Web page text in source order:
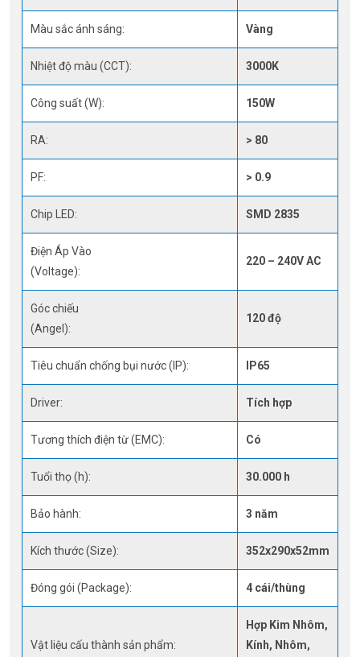
Màu sắc ánh sáng: Vàng
Nhiệt độ màu (CCT): 3000K
Công suất (W): 150W
RA: > 80
PF: > 0.9
Chip LED: SMD 2835
Điện Áp Vào
(Voltage):
220 – 240V AC
Góc chiếu
(Angel):
120 độ
Tiêu chuẩn chống bụi nước (IP): IP65
Driver: Tích hợp
Tương thích điện từ (EMC): Có
Tuổi thọ (h): 30.000 h
Bảo hành: 3 năm
Kích thước (Size): 352x290x52mm
Đóng gói (Package): 4 cái/thùng
Vật liệu cấu thành sản phẩm:
Hợp Kim Nhôm,
Kính, Nhôm,